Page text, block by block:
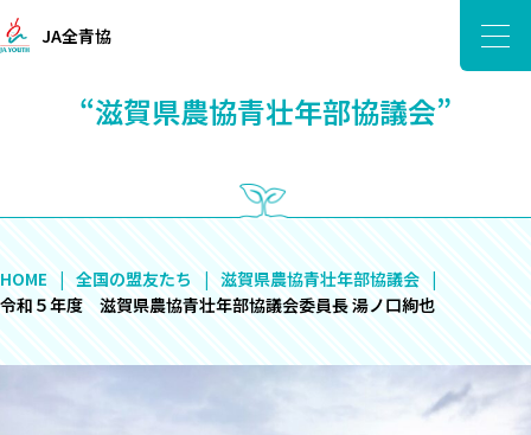
JA全青協
“滋賀県農協青壮年部協議会”
HOME 全国の盟友たち
滋賀県農協青壮年部協議会
令和５年度 滋賀県農協青壮年部協議会委員長 湯ノ口絢也